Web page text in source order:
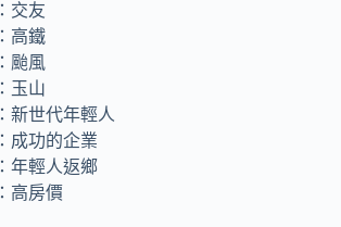
：交友
：高鐵
：颱風
：玉山
：新世代年輕人
：成功的企業
：年輕人返鄉
：高房價